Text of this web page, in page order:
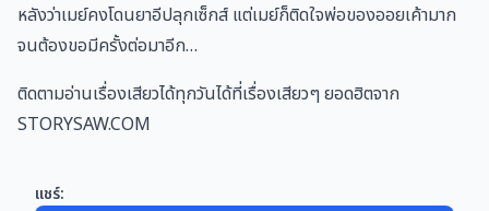
หลังว่าเมย์คงโดนยาอีปลุกเซ็กส์ แต่เมย์ก็ติดใจพ่อของออยเค้ามาก
จนต้องขอมีครั้งต่อมาอีก…
ติดตามอ่านเรื่องเสียวได้ทุกวันได้ที่เรื่องเสียวๆ ยอดฮิตจาก
STORYSAW.COM
แชร์: